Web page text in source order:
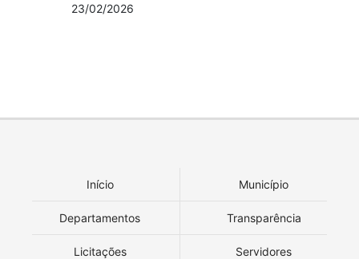
23/02/2026
Início Município
Departamentos Transparência
Licitações Servidores